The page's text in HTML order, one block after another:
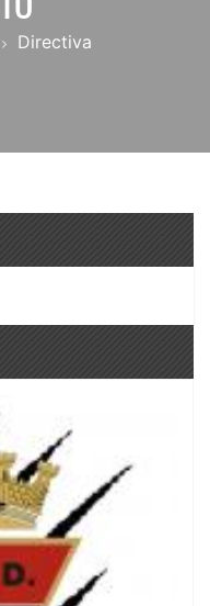
Directiva